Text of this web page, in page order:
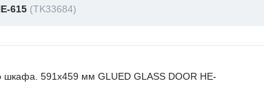
615 (TK33684)
шкафа. 591x459 мм GLUED GLASS DOOR HE-